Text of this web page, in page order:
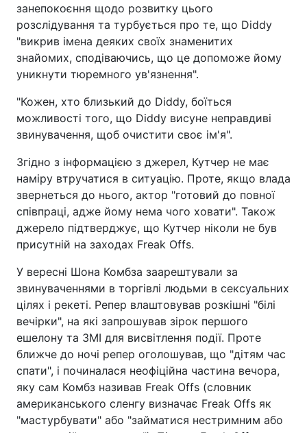
занепокоєння щодо розвитку цього
розслідування та турбується про те, що Diddy
"викрив імена деяких своїх знаменитих
знайомих, сподіваючись, що це допоможе йому
уникнути тюремного ув'язнення".
"Кожен, хто близький до Diddy, боїться
можливості того, що Diddy висуне неправдиві
звинувачення, щоб очистити своє ім'я".
Згідно з інформацією з джерел, Кутчер не має
наміру втручатися в ситуацію. Проте, якщо влада
звернеться до нього, актор "готовий до повної
співпраці, адже йому нема чого ховати". Також
джерело підтверджує, що Кутчер ніколи не був
присутній на заходах Freak Offs.
У вересні Шона Комбза заарештували за
звинуваченнями в торгівлі людьми в сексуальних
цілях і рекеті. Репер влаштовував розкішні "білі
вечірки", на які запрошував зірок першого
ешелону та ЗМІ для висвітлення події. Проте
ближче до ночі репер оголошував, що "дітям час
спати", і починалася неофіційна частина вечора,
яку сам Комбз називав Freak Offs (словник
американського сленгу визначає Freak Offs як
"мастурбувати" або "займатися нестримним або